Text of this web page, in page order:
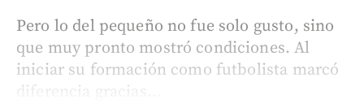
Pero lo del pequeño no fue solo gusto, sino
que muy pronto mostró condiciones. Al
iniciar su formación como futbolista marcó
diferencia gracias...